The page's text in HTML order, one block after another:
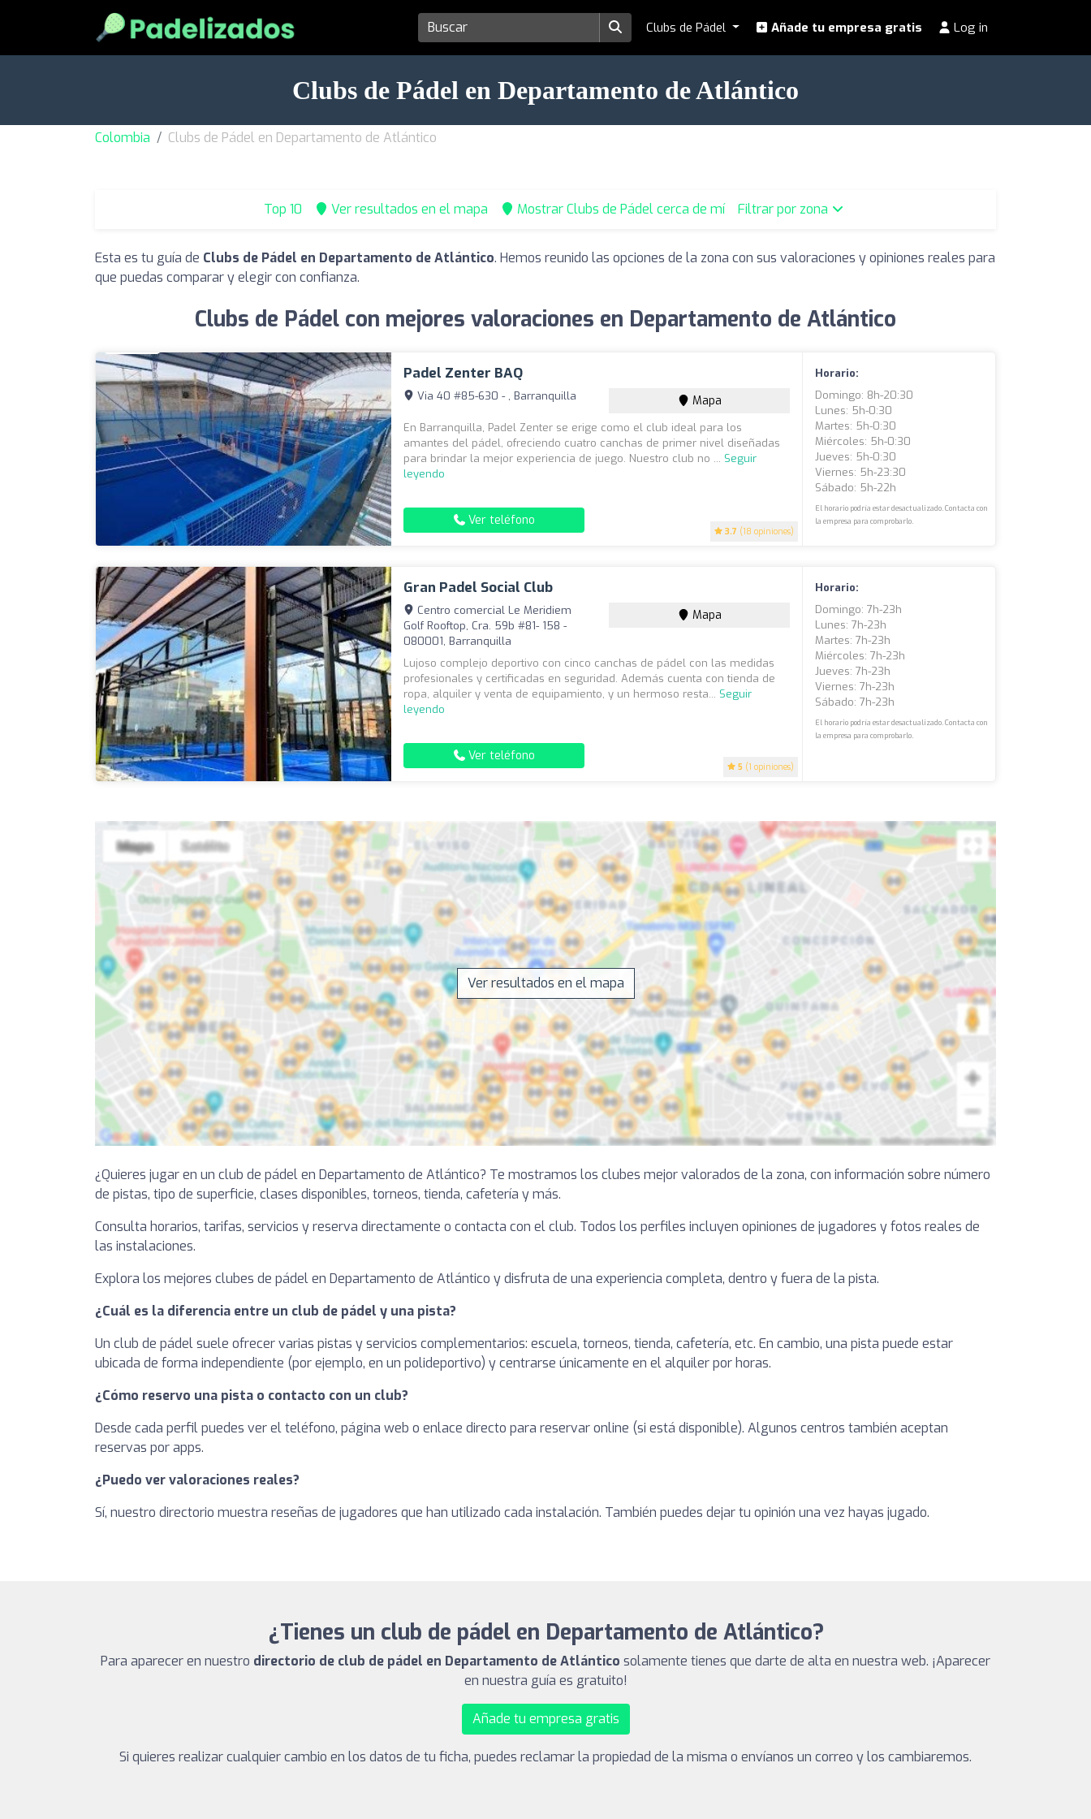
Clubs de Pádel Añade tu empresa gratis Log in
Clubs de Pádel en Departamento de Atlántico
Colombia Clubs de Pádel en Departamento de Atlántico
Top 10 Ver resultados en el mapa Mostrar Clubs de Pádel cerca de mí Filtrar por zona
Esta es tu guía de Clubs de Pádel en Departamento de Atlántico. Hemos reunido las opciones de la zona con sus valoraciones y opiniones reales para
que puedas comparar y elegir con confianza.
Clubs de Pádel con mejores valoraciones en Departamento de Atlántico
Padel Zenter BAQ
3.7 (18 opiniones)
Via 40 #85-630 - , Barranquilla Mapa
En Barranquilla, Padel Zenter se erige como el club ideal para los
amantes del pádel, ofreciendo cuatro canchas de primer nivel diseñadas
para brindar la mejor experiencia de juego. Nuestro club no ... Seguir
leyendo
Ver teléfono
Horario:
Domingo: 8h-20:30
Lunes: 5h-0:30
Martes: 5h-0:30
Miércoles: 5h-0:30
Jueves: 5h-0:30
Viernes: 5h-23:30
Sábado: 5h-22h
El horario podría estar desactualizado. Contacta con
la empresa para comprobarlo.
Gran Padel Social Club
5 (1 opiniones)
Centro comercial Le Meridiem
Golf Rooftop, Cra. 59b #81- 158 -
080001, Barranquilla
Mapa
Lujoso complejo deportivo con cinco canchas de pádel con las medidas
profesionales y certificadas en seguridad. Además cuenta con tienda de
ropa, alquiler y venta de equipamiento, y un hermoso resta... Seguir
leyendo
Ver teléfono
Horario:
Domingo: 7h-23h
Lunes: 7h-23h
Martes: 7h-23h
Miércoles: 7h-23h
Jueves: 7h-23h
Viernes: 7h-23h
Sábado: 7h-23h
El horario podría estar desactualizado. Contacta con
la empresa para comprobarlo.
Ver resultados en el mapa
¿Quieres jugar en un club de pádel en Departamento de Atlántico? Te mostramos los clubes mejor valorados de la zona, con información sobre número
de pistas, tipo de superficie, clases disponibles, torneos, tienda, cafetería y más.
Consulta horarios, tarifas, servicios y reserva directamente o contacta con el club. Todos los perfiles incluyen opiniones de jugadores y fotos reales de
las instalaciones.
Explora los mejores clubes de pádel en Departamento de Atlántico y disfruta de una experiencia completa, dentro y fuera de la pista.
¿Cuál es la diferencia entre un club de pádel y una pista?
Un club de pádel suele ofrecer varias pistas y servicios complementarios: escuela, torneos, tienda, cafetería, etc. En cambio, una pista puede estar
ubicada de forma independiente (por ejemplo, en un polideportivo) y centrarse únicamente en el alquiler por horas.
¿Cómo reservo una pista o contacto con un club?
Desde cada perfil puedes ver el teléfono, página web o enlace directo para reservar online (si está disponible). Algunos centros también aceptan
reservas por apps.
¿Puedo ver valoraciones reales?
Sí, nuestro directorio muestra reseñas de jugadores que han utilizado cada instalación. También puedes dejar tu opinión una vez hayas jugado.
¿Tienes un club de pádel en Departamento de Atlántico?
Para aparecer en nuestro directorio de club de pádel en Departamento de Atlántico solamente tienes que darte de alta en nuestra web. ¡Aparecer
en nuestra guía es gratuito!
Añade tu empresa gratis
Si quieres realizar cualquier cambio en los datos de tu ficha, puedes reclamar la propiedad de la misma o envíanos un correo y los cambiaremos.